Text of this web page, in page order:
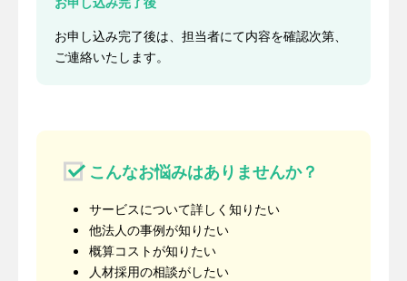
お申し込み完了後は、担当者にて内容を確認次第、
ご連絡いたします。
こんなお悩みはありませんか？
サービスについて詳しく知りたい
他法人の事例が知りたい
概算コストが知りたい
人材採用の相談がしたい